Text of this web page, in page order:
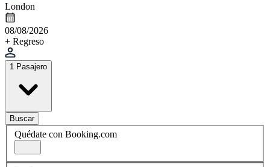
London
08/08/2026
+ Regreso
1 Pasajero
Buscar
Quédate con Booking.com